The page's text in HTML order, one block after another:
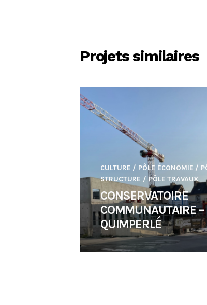
Projets similaires
CULTURE / PÔLE ÉCONOMIE /
STRUCTURE /PÔLE TRAVAUX
CONSERVATOIRE
COMMUNAUTAIRE –
QUIMPERLÉ